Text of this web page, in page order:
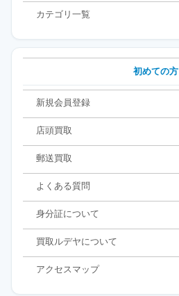
カテゴリ一覧
初めての方
新規会員登録
店頭買取
郵送買取
よくある質問
身分証について
買取ルデヤについて
アクセスマップ